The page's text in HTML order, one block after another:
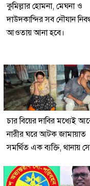
কুমিল্লার হোমনা, মেঘনা ও
দাউদকান্দির সব নৌযান
আওতায় আনা হবে।
চার বিয়ের দাবির মধ্যেই
নারীর ঘরে আটক জামায়াত
সমর্থিত এক ব্যক্তি, থানায়